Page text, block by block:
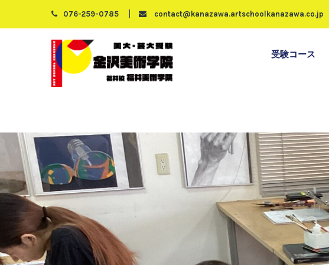
076-259-0785 contact@kanazawa.artschoolkanazawa.co.jp
受験コース